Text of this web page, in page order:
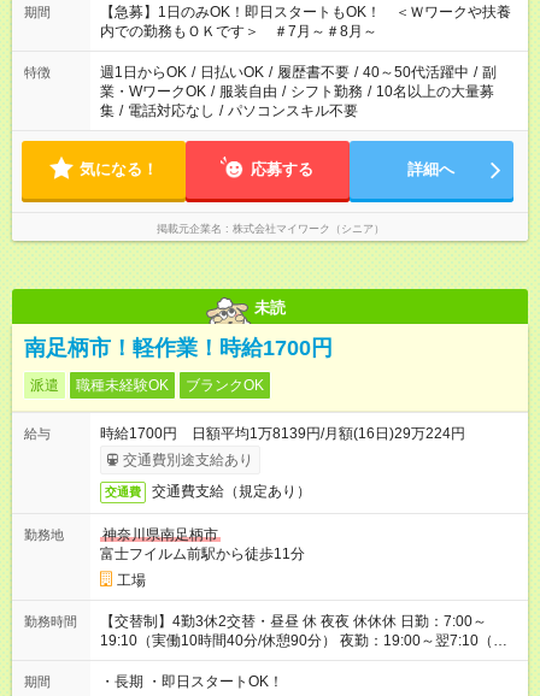
期間
【急募】1日のみOK！即日スタートもOK！ ＜Ｗワークや扶養
内での勤務もＯＫです＞ ＃7月～＃8月～
特徴 週1日からOK / 日払いOK / 履歴書不要 / 40～50代活躍中 / 副
業・WワークOK / 服装自由 / シフト勤務 / 10名以上の大量募
集 / 電話対応なし / パソコンスキル不要
気になる！ 応募する 詳細へ
掲載元企業名 株式会社マイワーク（シニア）
未読
南足柄市！軽作業！時給1700円
派遣 職種未経験OK ブランクOK
給与
時給1700円 日額平均1万8139円/月額(16日)29万224円
交通費別途支給あり
交通費 交通費支給（規定あり）
勤務地
神奈川県南足柄市
富士フイルム前駅から徒歩11分
工場
勤務時間
【交替制】4勤3休2交替・昼昼 休 夜夜 休休休 日勤：7:00～
19:10（実働10時間40分/休憩90分） 夜勤：19:00～翌7:10（実
働10時間40分/休憩90分） 【日勤休憩】9:45～10:00/12:00～
12:40/15:00～15:15/17:30～17:50 【夜勤休憩】21:45～
期間 ・長期 ・即日スタートOK！